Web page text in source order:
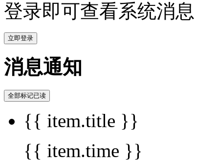
登录即可查看系统消息
立即登录
消息通知
全部标记已读
{{ item.title }}
{{ item.time }}